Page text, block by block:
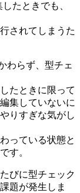
たときでも、
されてしまうた
わらず、型チェ
たときに限って
集していないに
りすぎな気がし
っている状態と
す。
びに型チェック
題が発生しま